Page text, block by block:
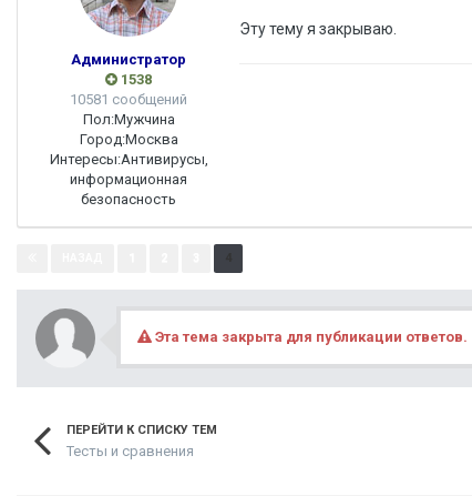
Администратор
1538
10581 сообщений
Пол:Мужчина
Город:Москва
Интересы:Антивирусы,
информационная
безопасность
Эту тему я закрываю.
Эта тема закрыта для публикации ответов.
ПЕРЕЙТИ К СПИСКУ ТЕМ
Тесты и сравнения